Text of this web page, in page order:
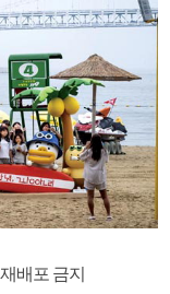
배포 금지